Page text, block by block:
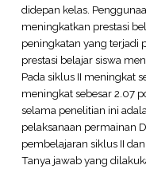
didepan kelas.
meningkatkan prestasi
peningkatan yang terjadi
prestasi belajar siswa
Pada siklus II meningkat
meningkat sebesar 2.07
selama penelitian ini
pelaksanaan permainan
pembelajaran siklus II
Tanya jawab yang